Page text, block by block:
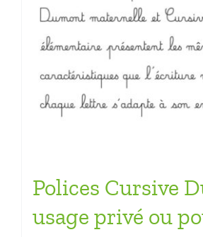
Polices Cursive
usage privé ou